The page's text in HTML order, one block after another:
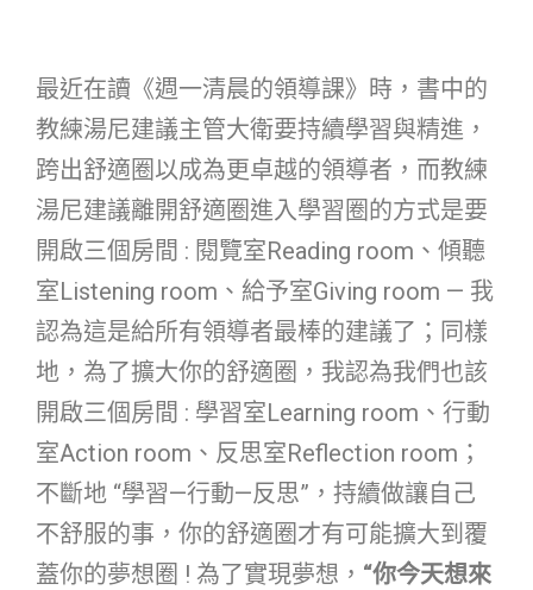
最近在讀《週一清晨的領導課》時，書中的
教練湯尼建議主管大衛要持續學習與精進，
跨出舒適圈以成為更卓越的領導者，而教練
湯尼建議離開舒適圈進入學習圈的方式是要
開啟三個房間 : 閱覽室Reading room、傾聽
室Listening room、給予室Giving room — 我
認為這是給所有領導者最棒的建議了；同樣
地，為了擴大你的舒適圈，我認為我們也該
開啟三個房間 : 學習室Learning room、行動
室Action room、反思室Reflection room；
不斷地 “學習—行動—反思”，持續做讓自己
不舒服的事，你的舒適圈才有可能擴大到覆
蓋你的夢想圈 ! 為了實現夢想， “你今天想來